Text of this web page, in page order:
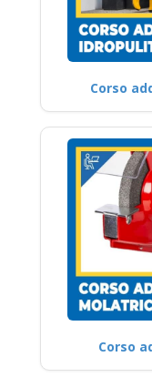
Corso
Corso